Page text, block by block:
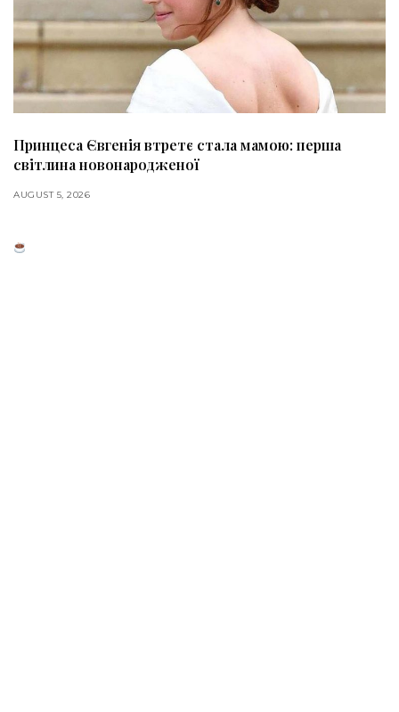
Принцеса Євгенія втретє стала мамою: перша
світлина новонародженої
AUGUST 5, 2026